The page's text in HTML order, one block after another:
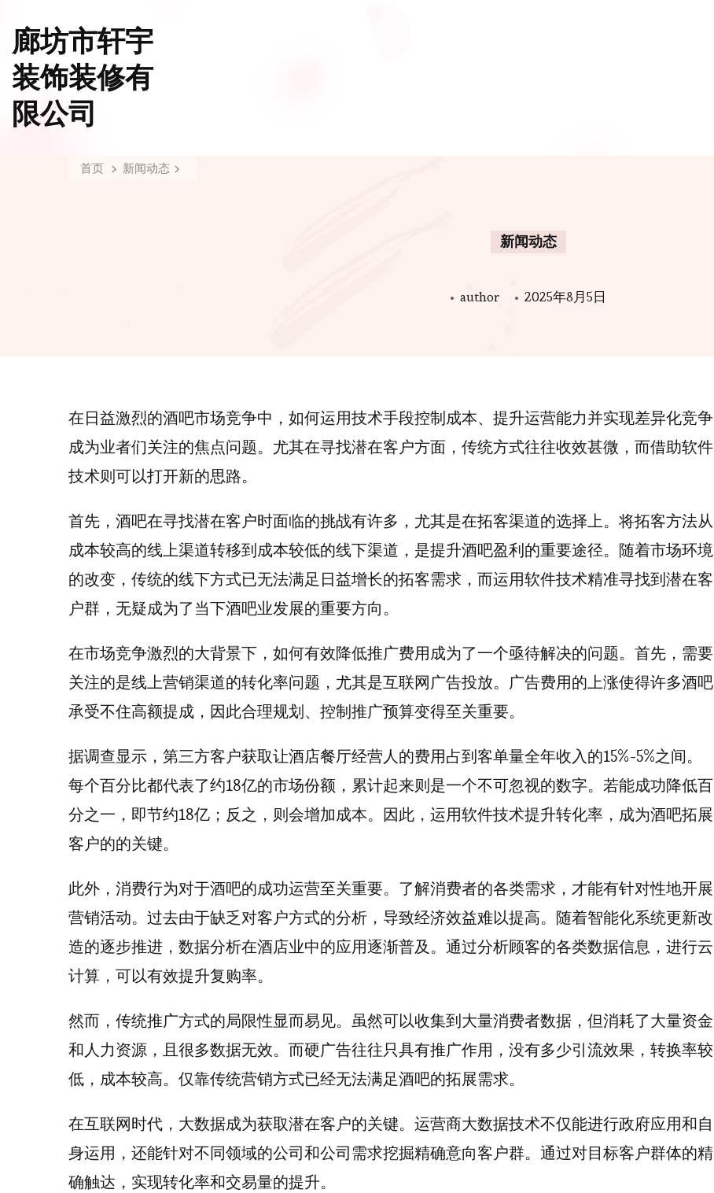
廊坊市轩宇
装饰装修有
限公司
首页 新闻动态
新闻动态
author 2025年8月5日
在日益激烈的酒吧市场竞争中，如何运用技术手段控制成本、提升运营能力并实现差异化竞争
成为业者们关注的焦点问题。尤其在寻找潜在客户方面，传统方式往往收效甚微，而借助软件
技术则可以打开新的思路。
首先，酒吧在寻找潜在客户时面临的挑战有许多，尤其是在拓客渠道的选择上。将拓客方法从
成本较高的线上渠道转移到成本较低的线下渠道，是提升酒吧盈利的重要途径。随着市场环境
的改变，传统的线下方式已无法满足日益增长的拓客需求，而运用软件技术精准寻找到潜在客
户群，无疑成为了当下酒吧业发展的重要方向。
在市场竞争激烈的大背景下，如何有效降低推广费用成为了一个亟待解决的问题。首先，需要
关注的是线上营销渠道的转化率问题，尤其是互联网广告投放。广告费用的上涨使得许多酒吧
承受不住高额提成，因此合理规划、控制推广预算变得至关重要。
据调查显示，第三方客户获取让酒店餐厅经营人的费用占到客单量全年收入的15%-5%之间。
每个百分比都代表了约18亿的市场份额，累计起来则是一个不可忽视的数字。若能成功降低百
分之一，即节约18亿；反之，则会增加成本。因此，运用软件技术提升转化率，成为酒吧拓展
客户的的关键。
此外，消费行为对于酒吧的成功运营至关重要。了解消费者的各类需求，才能有针对性地开展
营销活动。过去由于缺乏对客户方式的分析，导致经济效益难以提高。随着智能化系统更新改
造的逐步推进，数据分析在酒店业中的应用逐渐普及。通过分析顾客的各类数据信息，进行云
计算，可以有效提升复购率。
然而，传统推广方式的局限性显而易见。虽然可以收集到大量消费者数据，但消耗了大量资金
和人力资源，且很多数据无效。而硬广告往往只具有推广作用，没有多少引流效果，转换率较
低，成本较高。仅靠传统营销方式已经无法满足酒吧的拓展需求。
在互联网时代，大数据成为获取潜在客户的关键。运营商大数据技术不仅能进行政府应用和自
身运用，还能针对不同领域的公司和公司需求挖掘精确意向客户群。通过对目标客户群体的精
确触达，实现转化率和交易量的提升。